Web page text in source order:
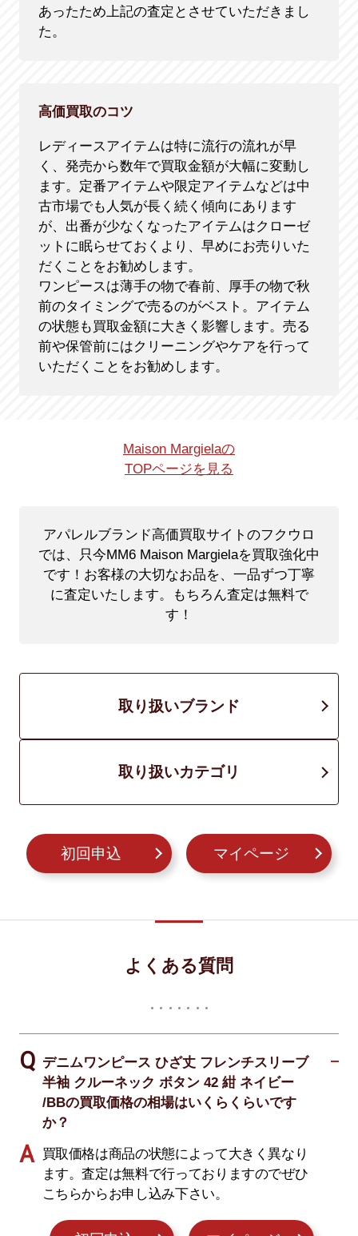
あったため上記の査定とさせていただきまし
た。
高価買取のコツ
レディースアイテムは特に流行の流れが早
く、発売から数年で買取金額が大幅に変動し
ます。定番アイテムや限定アイテムなどは中
古市場でも人気が長く続く傾向にあります
が、出番が少なくなったアイテムはクローゼ
ットに眠らせておくより、早めにお売りいた
だくことをお勧めします。
ワンピースは薄手の物で春前、厚手の物で秋
前のタイミングで売るのがベスト。アイテム
の状態も買取金額に大きく影響します。売る
前や保管前にはクリーニングやケアを行って
いただくことをお勧めします。
Maison Margielaの
TOPページを見る
アパレルブランド高価買取サイトのフクウロ
では、只今MM6 Maison Margielaを買取強化中
です！ お客様の大切なお品を、一品ずつ丁寧
に査定いたします。もちろん査定は無料で
す！
取り扱いブランド
取り扱いカテゴリ
初回申込 マイページ
よくある質問
デニムワンピース ひざ丈 フレンチスリーブ
半袖 クルーネック ボタン 42 紺 ネイビー
/BBの買取価格の相場はいくらくらいです
か？
買取価格は商品の状態によって大きく異なり
ます。査定は無料で行っておりますのでぜひ
こちらからお申し込み下さい。